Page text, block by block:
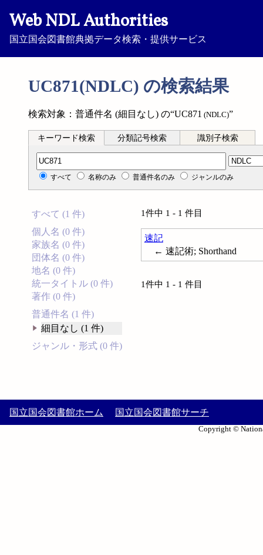
Web NDL Authorities
国立国会図書館典拠データ検索・提供サービス
UC871(NDLC) の検索結果
検索対象：普通件名 (細目なし) の“UC871 (NDLC)”
キーワード検索 分類記号検索 識別子検索
分類記号検索
すべて 名称のみ 普通件名のみ ジャンルのみ
すべて (1 件)
個人名 (0 件)
家族名 (0 件)
団体名 (0 件)
地名 (0 件)
統一タイトル (0 件)
著作 (0 件)
普通件名 (1 件)
細目なし (1 件)
ジャンル・形式 (0 件)
1件中 1 - 1 件目
速記
← 速記術; Shorthand
1件中 1 - 1 件目
国立国会図書館ホーム 国立国会図書館サーチ
Copyright ©